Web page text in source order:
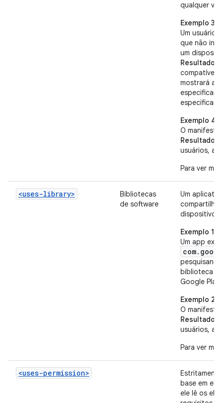
qualquer
Exemplo 3
Um usuário
que não
um
Resultado:
compatível
mostrará ao
especificam
Exemplo 4
O
Resultado:
usuários, a
Para ver
<uses-library>
Bibliotecas
de software
Um
dispositivo.
Exemplo 1
Um app
biblioteca
Google
Exemplo 2
O
Resultado:
usuários, a
Para ver
<uses-permission>
base em
ele lê os